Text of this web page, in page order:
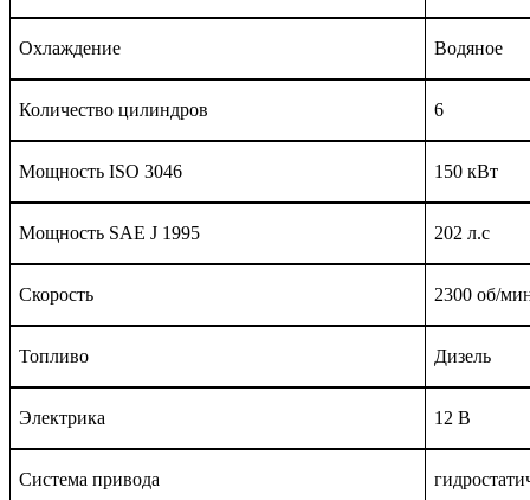
Охлаждение Водяное
Количество цилиндров 6
МощностьISO 3046 150 кВт
Мощность SAE J 1995 202 л.с
Скорость 2300 об/
Топливо Дизель
Электрика 12 В
Система привода